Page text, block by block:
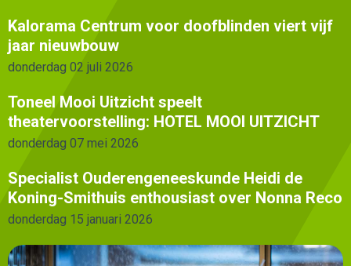
Kalorama Centrum voor doofblinden viert vijf
jaar nieuwbouw
donderdag 02 juli 2026
Toneel Mooi Uitzicht speelt
theatervoorstelling: HOTEL MOOI UITZICHT
donderdag 07 mei 2026
Specialist Ouderengeneeskunde Heidi de
Koning-Smithuis enthousiast over Nonna Reco
donderdag 15 januari 2026